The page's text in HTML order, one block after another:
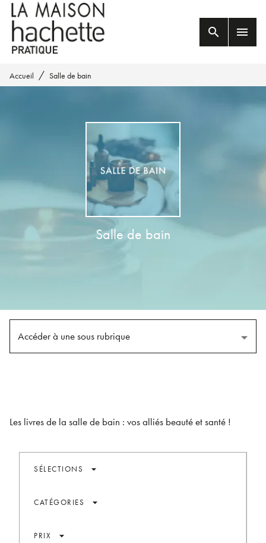
MENU RECHERCHE
PIED DE PAGE
search menu
Accueil / Salle de bain
Salle de bain
Accéder à une sous rubrique
Les livres de la salle de bain : vos alliés beauté et santé !
SÉLECTIONS arrow_drop_down
CATÉGORIES arrow_drop_down
PRIX arrow_drop_down